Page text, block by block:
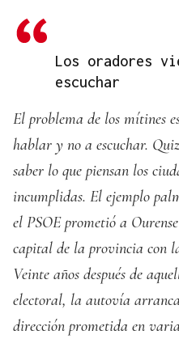
Los oradores
escuchar
El problema de los mítines
hablar y no a escuchar.
saber lo que piensan los
incumplidas. El ejemplo
el PSOE prometió a
capital de la provincia con
Veinte años después de
electoral, la autovía
dirección prometida en